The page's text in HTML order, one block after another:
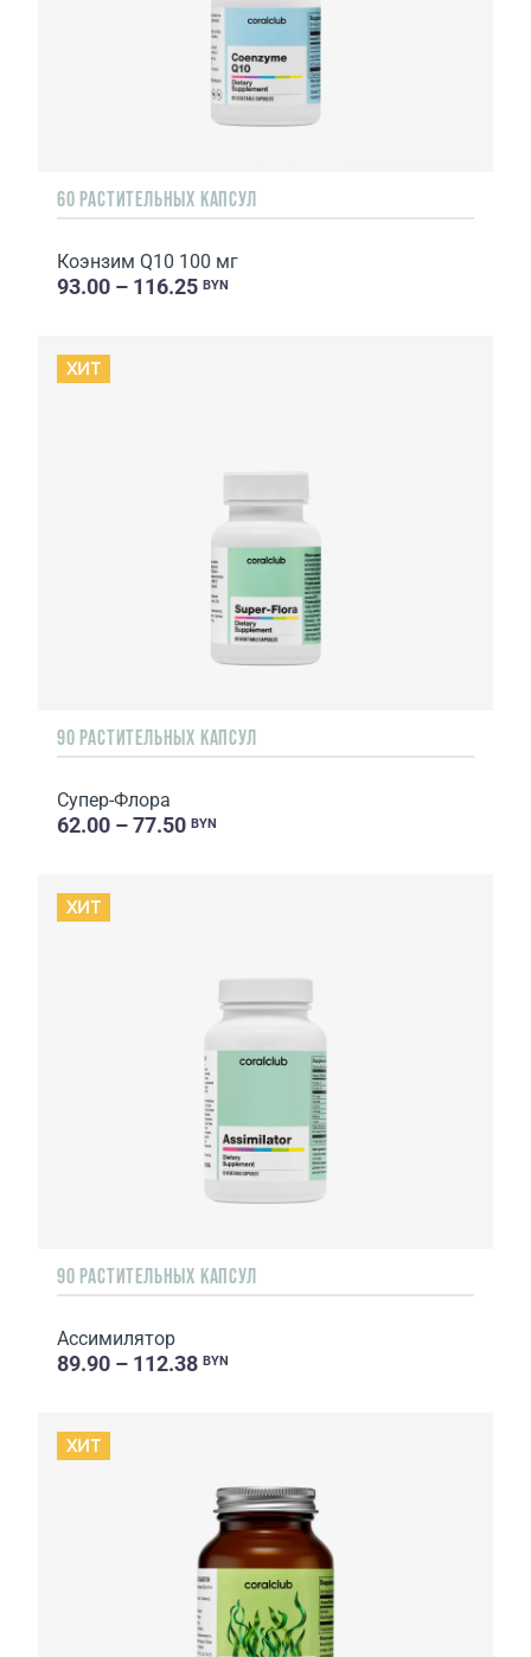
60 РАСТИТЕЛЬНЫХ КАПСУЛ
Коэнзим Q10 100 мг
93.00 – 116.25 BYN
ХИТ
90 РАСТИТЕЛЬНЫХ КАПСУЛ
Супер-Флора
62.00 – 77.50 BYN
ХИТ
90 РАСТИТЕЛЬНЫХ КАПСУЛ
Ассимилятор
89.90 – 112.38 BYN
ХИТ